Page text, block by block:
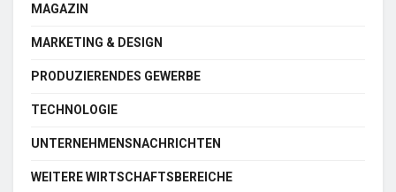
MAGAZIN
MARKETING & DESIGN
PRODUZIERENDES GEWERBE
TECHNOLOGIE
UNTERNEHMENSNACHRICHTEN
WEITERE WIRTSCHAFTSBEREICHE